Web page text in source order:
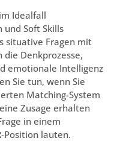
Idealfall
und Soft Skills
situative Fragen mit
Denkprozesse,
emotionale Intelligenz
Sie tun, wenn Sie
Matching-System
Zusage erhalten
in einem
Position lauten.